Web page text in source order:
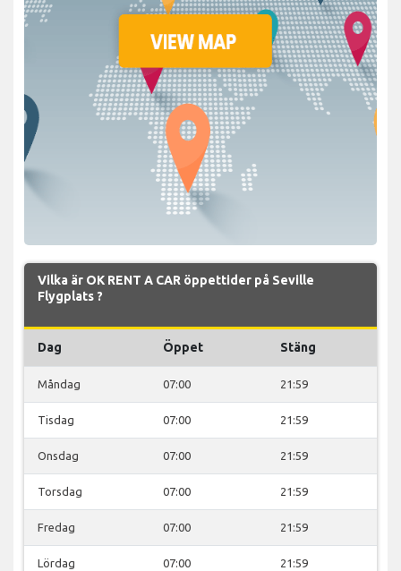
Vilka är OK RENT A CAR öppettider på Seville
Flygplats ?
Dag Öppet Stäng
Måndag 07:00 21:59
Tisdag 07:00 21:59
Onsdag 07:00 21:59
Torsdag 07:00 21:59
Fredag 07:00 21:59
Lördag 07:00 21:59